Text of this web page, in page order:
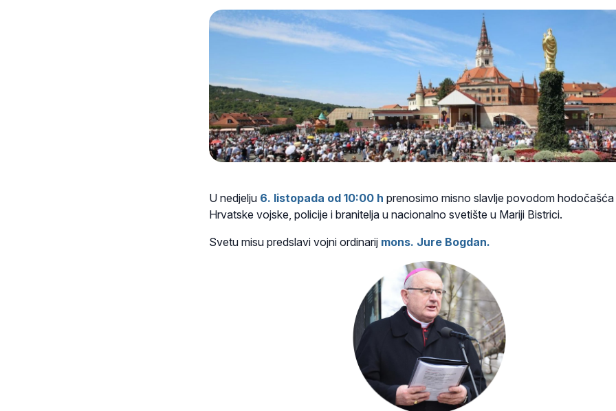
U nedjelju 6. listopada od 10:00 h prenosimo misno slavlje povodom hodočašća
Hrvatske vojske, policije i branitelja u nacionalno svetište u Mariji Bistrici.
Svetu misu predslavi vojni ordinarij mons. Jure Bogdan.